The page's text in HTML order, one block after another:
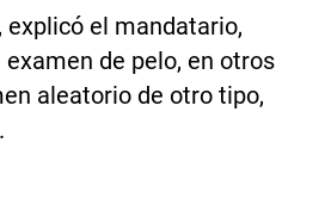
explicó el mandatario,
examen de pelo, en otros
aleatorio de otro tipo,